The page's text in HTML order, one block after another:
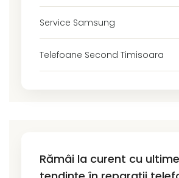
Service Samsung
Telefoane Second Timisoara
Rămâi la curent cu